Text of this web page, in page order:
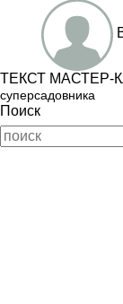
ТЕКСТ МАСТЕР-
суперсадовника
Поиск